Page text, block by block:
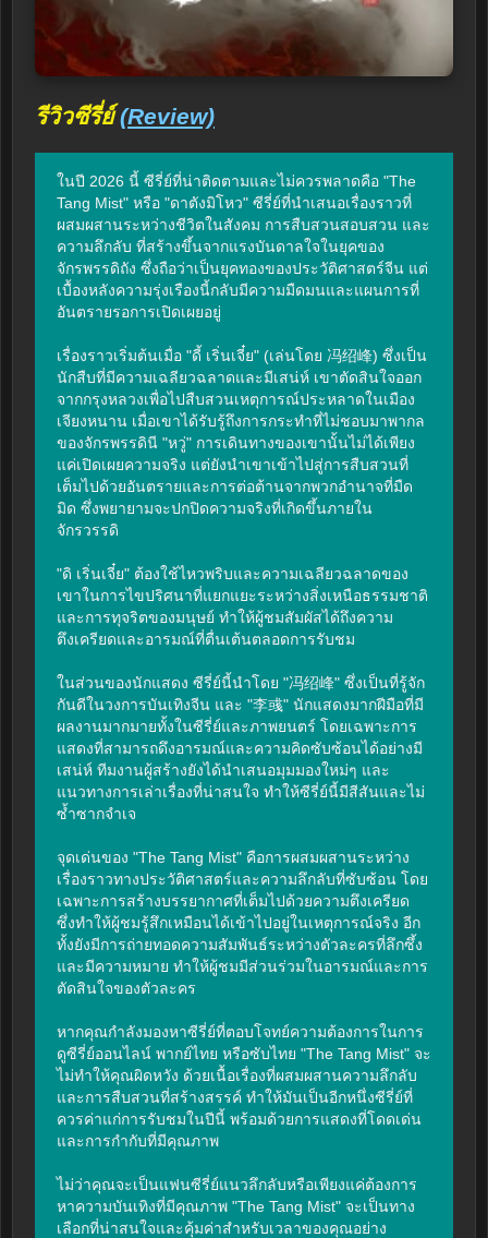
รีวิวซีรี่ย์(Review)
ในปี 2026 นี้ ซีรี่ย์ที่น่าติดตามและไม่ควรพลาดคือ "The
Tang Mist" หรือ "ดาตังมิโหว" ซีรี่ย์ที่นำเสนอเรื่องราวที่
ผสมผสานระหว่างชีวิตในสังคม การสืบสวนสอบสวน และ
ความลึกลับ ที่สร้างขึ้นจากแรงบันดาลใจในยุคของ
จักรพรรดิถัง ซึ่งถือว่าเป็นยุคทองของประวัติศาสตร์จีน แต่
เบื้องหลังความรุ่งเรืองนี้กลับมีความมืดมนและแผนการที่
อันตรายรอการเปิดเผยอยู่
เรื่องราวเริ่มต้นเมื่อ "ดี้ เริ่นเจี๋ย" (เล่นโดย 冯绍峰) ซึ่งเป็น
นักสืบที่มีความเฉลียวฉลาดและมีเสน่ห์ เขาตัดสินใจออก
จากกรุงหลวงเพื่อไปสืบสวนเหตุการณ์ประหลาดในเมือง
เจียงหนาน เมื่อเขาได้รับรู้ถึงการกระทำที่ไม่ชอบมาพากล
ของจักรพรรดินี "หวู่" การเดินทางของเขานั้นไม่ได้เพียง
แค่เปิดเผยความจริง แต่ยังนำเขาเข้าไปสู่การสืบสวนที่
เต็มไปด้วยอันตรายและการต่อต้านจากพวกอำนาจที่มืด
มิด ซึ่งพยายามจะปกปิดความจริงที่เกิดขึ้นภายใน
จักรวรรดิ
"ดิ เริ่นเจี๋ย" ต้องใช้ไหวพริบและความเฉลียวฉลาดของ
เขาในการไขปริศนาที่แยกแยะระหว่างสิ่งเหนือธรรมชาติ
และการทุจริตของมนุษย์ ทำให้ผู้ชมสัมผัสได้ถึงความ
ตึงเครียดและอารมณ์ที่ตื่นเต้นตลอดการรับชม
ในส่วนของนักแสดง ซีรี่ย์นี้นำโดย "冯绍峰" ซึ่งเป็นที่รู้จัก
กันดีในวงการบันเทิงจีน และ "李彧" นักแสดงมากฝีมือที่มี
ผลงานมากมายทั้งในซีรี่ย์และภาพยนตร์ โดยเฉพาะการ
แสดงที่สามารถดึงอารมณ์และความคิดซับซ้อนได้อย่างมี
เสน่ห์ ทีมงานผู้สร้างยังได้นำเสนอมุมมองใหม่ๆ และ
แนวทางการเล่าเรื่องที่น่าสนใจ ทำให้ซีรี่ย์นี้มีสีสันและไม่
ซ้ำซากจำเจ
จุดเด่นของ "The Tang Mist" คือการผสมผสานระหว่าง
เรื่องราวทางประวัติศาสตร์และความลึกลับที่ซับซ้อน โดย
เฉพาะการสร้างบรรยากาศที่เต็มไปด้วยความตึงเครียด
ซึ่งทำให้ผู้ชมรู้สึกเหมือนได้เข้าไปอยู่ในเหตุการณ์จริง อีก
ทั้งยังมีการถ่ายทอดความสัมพันธ์ระหว่างตัวละครที่ลึกซึ้ง
และมีความหมาย ทำให้ผู้ชมมีส่วนร่วมในอารมณ์และการ
ตัดสินใจของตัวละคร
หากคุณกำลังมองหาซีรี่ย์ที่ตอบโจทย์ความต้องการในการ
ดูซีรี่ย์ออนไลน์ พากย์ไทย หรือซับไทย "The Tang Mist" จะ
ไม่ทำให้คุณผิดหวัง ด้วยเนื้อเรื่องที่ผสมผสานความลึกลับ
และการสืบสวนที่สร้างสรรค์ ทำให้มันเป็นอีกหนึ่งซีรี่ย์ที่
ควรค่าแก่การรับชมในปีนี้ พร้อมด้วยการแสดงที่โดดเด่น
และการกำกับที่มีคุณภาพ
ไม่ว่าคุณจะเป็นแฟนซีรี่ย์แนวลึกลับหรือเพียงแค่ต้องการ
หาความบันเทิงที่มีคุณภาพ "The Tang Mist" จะเป็นทาง
เลือกที่น่าสนใจและคุ้มค่าสำหรับเวลาของคุณอย่าง